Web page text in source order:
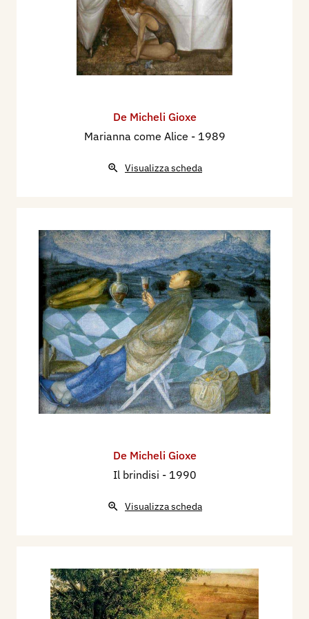
trasformata in un istrice di tasti arruffati, in un
groviglio palpitante di tentacoli. Ne rimasi
impressionato. La scuola andava di male in
peggio, la tua noia e la tua svogliatezza anziché
soluzione era a portata di mano, inutile
tormentarsi. Se l’unica cosa che facevi davvero
diavolo, avresti fatto l’artista! Basta con la
resto già facevi da tempo. Solo che ora questa
“inclinazione” stava per diventare il tuo
“mestiere”. È così che hai cominciato, ogni
giorno, a lavorare in un breve abbaino. […] Nel
frattempo venivi in giro con me per l’Italia: la
Biennale, le mostre d’arte antica, i musei. […] Il
tuo modo d’esprimerti plasticamente stava
mutando: ad un espressionismo adolescenziale
stava subentrando una ricerca di cultura più
severa, che guardava in particolare al
crescendo su te stesso, approfondendo la tua
prodigio: hai sempre fatto un passo dopo l’altro,
dimostrando nella costanza del lavoro la linea del
De Micheli Gioxe
Marianna come Alice - 1989
Visualizza scheda
De Micheli Gioxe
Il brindisi - 1990
Visualizza scheda